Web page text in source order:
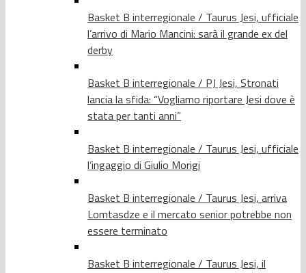
Basket B interregionale / Taurus Jesi, ufficiale
l’arrivo di Mario Mancini: sarà il grande ex del
derby
Basket B interregionale / PJ Jesi, Stronati
lancia la sfida: “Vogliamo riportare Jesi dove è
stata per tanti anni”
Basket B interregionale / Taurus Jesi, ufficiale
l’ingaggio di Giulio Morigi
Basket B interregionale / Taurus Jesi, arriva
Lomtasdze e il mercato senior potrebbe non
essere terminato
Basket B interregionale / Taurus Jesi, il